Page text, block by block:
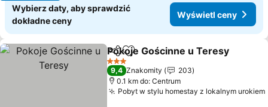
Wybierz daty, aby sprawdzić
dokładne ceny
Wyświetl ceny
Udostępnij
Dodaj do ulubionych
Pokoje Gościnne u Teresy
3 Kategoria
9,4 Znakomity
203
0.1 km do: Centrum
Pobyt w stylu homestay z lokalnym urokiem